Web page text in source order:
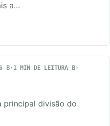
a…
1 MIN DE LEITURA
principal divisão do